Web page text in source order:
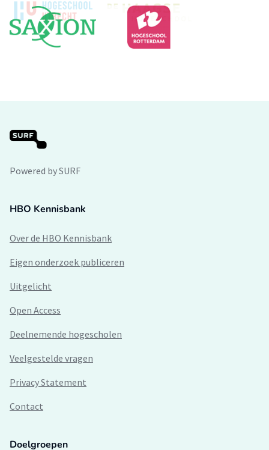
Powered by SURF
HBO Kennisbank
Over de HBO Kennisbank
Eigen onderzoek publiceren
Uitgelicht
Open Access
Deelnemende hogescholen
Veelgestelde vragen
Privacy Statement
Contact
Doelgroepen